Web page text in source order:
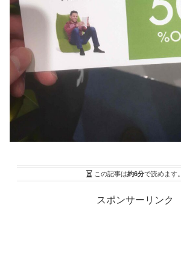
この記事は約6分で読めます。
スポンサーリンク